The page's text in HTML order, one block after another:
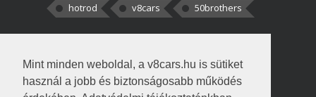
Mint minden weboldal, a v8cars.hu is sütiket
használ a jobb és biztonságosabb működés
hotrod
v8cars 50brothers
kortisz:Elszúrtam! Én csak két
darabbaal számoltam. Nem tudtam, hogy fél autót,